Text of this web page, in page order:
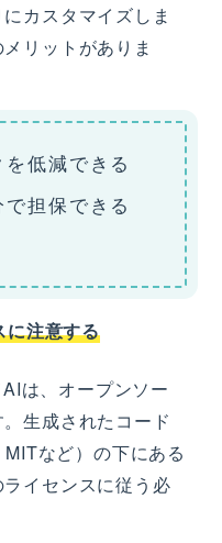
カスタマイズしま
リットがありま
低減できる
担保できる
に注意する
は、オープンソー
生成されたコード
など）の下にある
イセンスに従う必